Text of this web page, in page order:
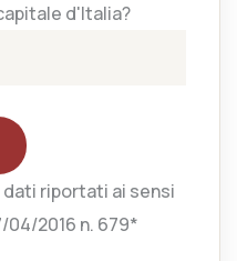
d'Italia?
dati riportati ai sensi
04/2016 n. 679*